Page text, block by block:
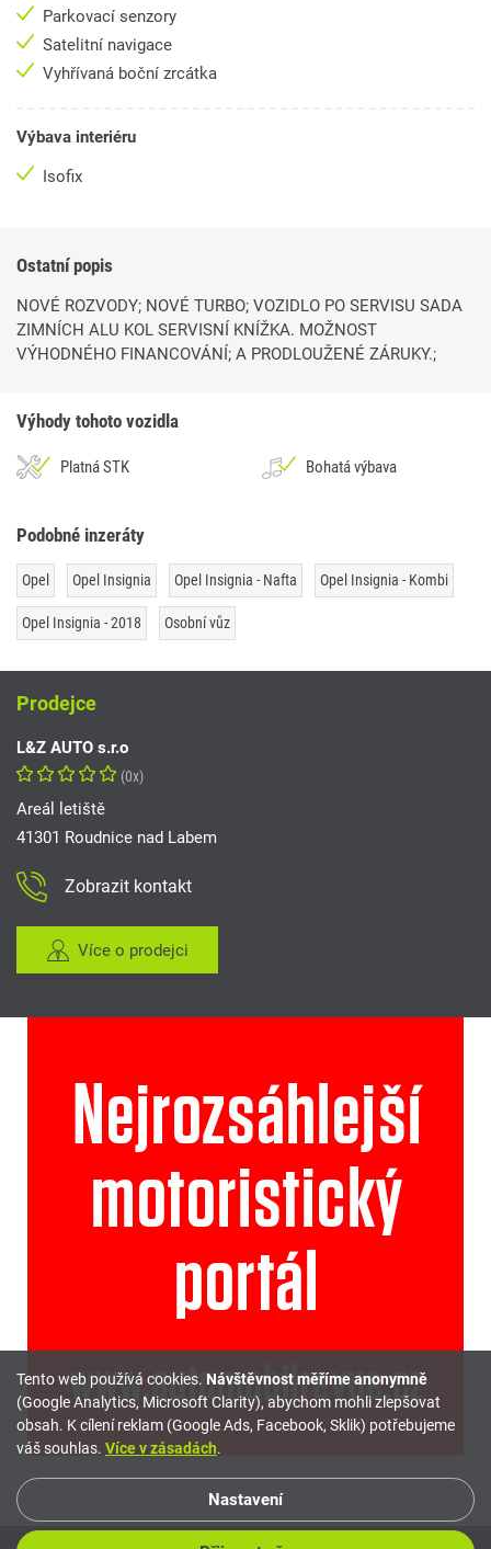
Parkovací senzory
Satelitní navigace
Vyhřívaná boční zrcátka
Výbava interiéru
Isofix
Ostatní popis
NOVÉ ROZVODY; NOVÉ TURBO; VOZIDLO PO SERVISU SADA
ZIMNÍCH ALU KOL SERVISNÍ KNÍŽKA. MOŽNOST
VÝHODNÉHO FINANCOVÁNÍ; A PRODLOUŽENÉ ZÁRUKY.;
Výhody tohoto vozidla
Platná STK Bohatá výbava
Podobné inzeráty
Opel Opel Insignia Opel Insignia - Nafta Opel Insignia - Kombi
Opel Insignia - 2018 Osobní vůz
Prodejce
L&Z AUTO s.r.o
(0x)
Areál letiště
41301 Roudnice nad Labem
Zobrazit kontakt
Více o prodejci
Tento web používá cookies. Návštěvnost měříme anonymně
(Google Analytics, Microsoft Clarity), abychom mohli zlepšovat
obsah. K cílení reklam (Google Ads, Facebook, Sklik) potřebujeme
váš souhlas. Více v zásadách.
Nastavení